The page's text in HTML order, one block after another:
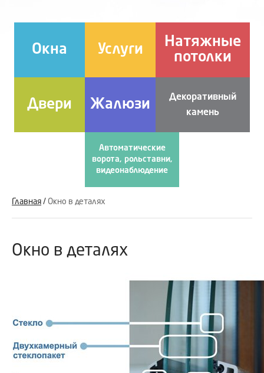
Окна Услуги
Натяжные
потолки
Двери Жалюзи
Декоративный
камень
Автоматические
ворота, рольставни,
видеонаблюдение
Главная / Окно в деталях
Окно в деталях